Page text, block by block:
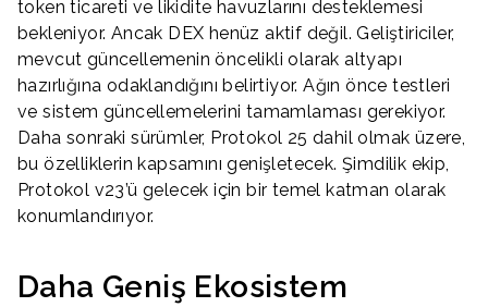
token ticareti ve likidite havuzlarını desteklemesi
bekleniyor. Ancak DEX henüz aktif değil. Geliştiriciler,
mevcut güncellemenin öncelikli olarak altyapı
hazırlığına odaklandığını belirtiyor. Ağın önce testleri
ve sistem güncellemelerini tamamlaması gerekiyor.
Daha sonraki sürümler, Protokol 25 dahil olmak üzere,
bu özelliklerin kapsamını genişletecek. Şimdilik ekip,
Protokol v23’ü gelecek için bir temel katman olarak
konumlandırıyor.
Daha Geniş Ekosistem